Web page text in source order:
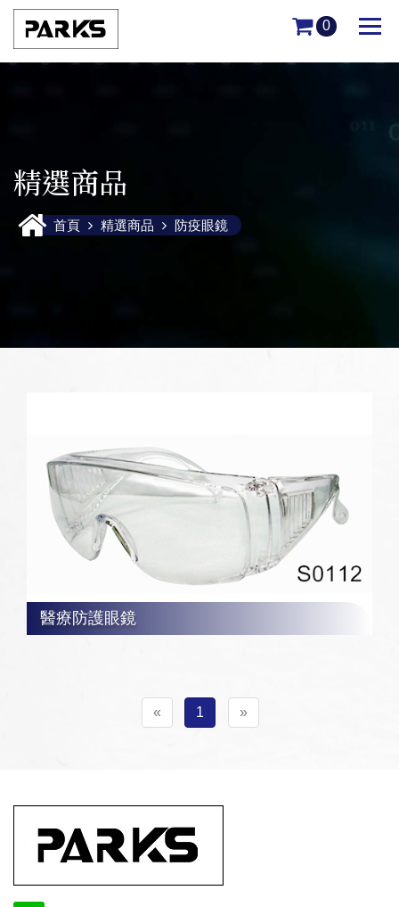
0
精選商品
首頁 精選商品 防疫眼鏡
醫療防護眼鏡
« 1 »